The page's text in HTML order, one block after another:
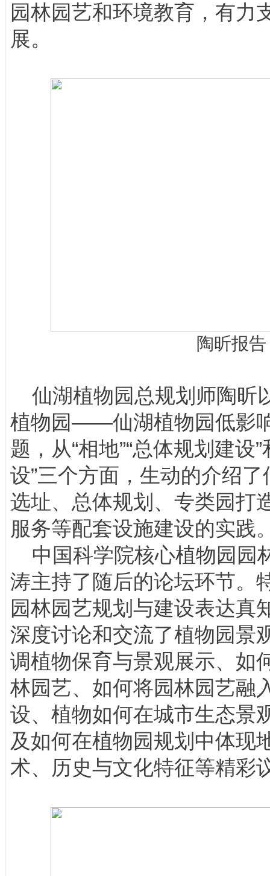
园林园艺和环境教育，有力
展。
陶昕报告
仙湖植物园总规划师陶昕
植物园——仙湖植物园低影
题，从“相地”“总体规划建设
设”三个方面，生动的介绍
选址、总体规划、专类园打
服务等配套设施建设的实践
中国科学院核心植物园园
涛主持了随后的论坛环节。
园林园艺规划与建设表达真
深度讨论和交流了植物园景
调植物保育与景观展示、如
林园艺、如何将园林园艺融
设、植物如何在城市生态景
及如何在植物园规划中体现
术、历史与文化特征等精彩